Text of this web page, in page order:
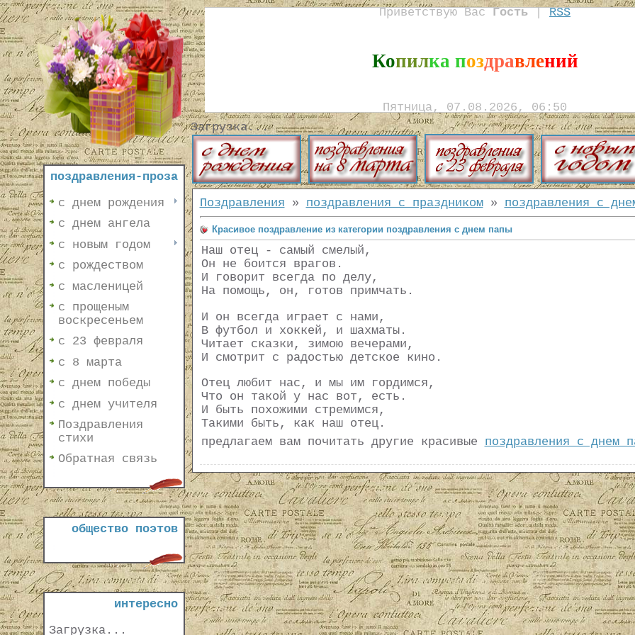
поздравления-проза
с днем рождения
с днем ангела
с новым годом
с рождеством
с масленицей
с прощеным
воскресеньем
с 23 февраля
с 8 марта
с днем победы
с днем учителя
Поздравления
стихи
Обратная связь
общество поэтов
интересно
Загрузка...
Приветствую Вас Гость|RSS
Копилка поздравлений
Пятница, 07.08.2026, 06:50
Загрузка...
Поздравления » поздравления с праздником» поздравления с
Красивое поздравление из категории поздравления с днем папы
Наш отец - самый смелый,
Он не боится врагов.
И говорит всегда по делу,
На помощь, он, готов примчать.
И он всегда играет с нами,
В футбол и хоккей, и шахматы.
Читает сказки, зимою вечерами,
И смотрит с радостью детское кино.
Отец любит нас, и мы им гордимся,
Что он такой у нас вот, есть.
И быть похожими стремимся,
Такими быть, как наш отец.
предлагаем вам почитать другие красивые поздравления с днем